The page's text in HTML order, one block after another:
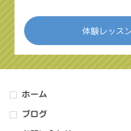
体験レッス
ホーム
ブログ